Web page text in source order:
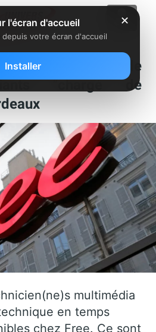
une vingtaine de
“chargé de
multimédia
en temps
chez Free. Ce sont
✕
l'écran d'accueil
depuis votre écran d'accueil
Installer